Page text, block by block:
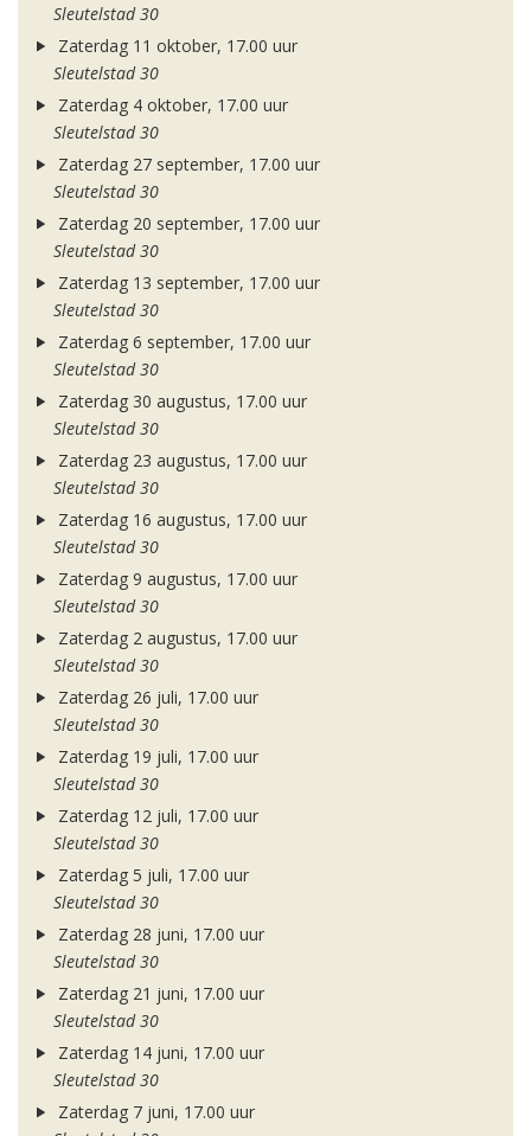
Sleutelstad 30
Zaterdag 11 oktober, 17.00 uur
Sleutelstad 30
Zaterdag 4 oktober, 17.00 uur
Sleutelstad 30
Zaterdag 27 september, 17.00 uur
Sleutelstad 30
Zaterdag 20 september, 17.00 uur
Sleutelstad 30
Zaterdag 13 september, 17.00 uur
Sleutelstad 30
Zaterdag 6 september, 17.00 uur
Sleutelstad 30
Zaterdag 30 augustus, 17.00 uur
Sleutelstad 30
Zaterdag 23 augustus, 17.00 uur
Sleutelstad 30
Zaterdag 16 augustus, 17.00 uur
Sleutelstad 30
Zaterdag 9 augustus, 17.00 uur
Sleutelstad 30
Zaterdag 2 augustus, 17.00 uur
Sleutelstad 30
Zaterdag 26 juli, 17.00 uur
Sleutelstad 30
Zaterdag 19 juli, 17.00 uur
Sleutelstad 30
Zaterdag 12 juli, 17.00 uur
Sleutelstad 30
Zaterdag 5 juli, 17.00 uur
Sleutelstad 30
Zaterdag 28 juni, 17.00 uur
Sleutelstad 30
Zaterdag 21 juni, 17.00 uur
Sleutelstad 30
Zaterdag 14 juni, 17.00 uur
Sleutelstad 30
Zaterdag 7 juni, 17.00 uur